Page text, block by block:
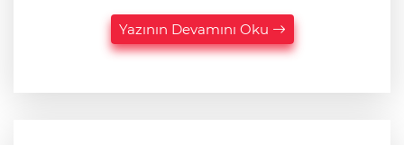
Yazının Devamını Oku